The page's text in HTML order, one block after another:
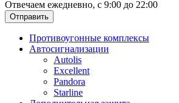
Отвечаем ежедневно, с 9:00 до 22:00
Отправить
Противоугонные комплексы
Автосигнализации
Autolis
Excellent
Pandora
Starline